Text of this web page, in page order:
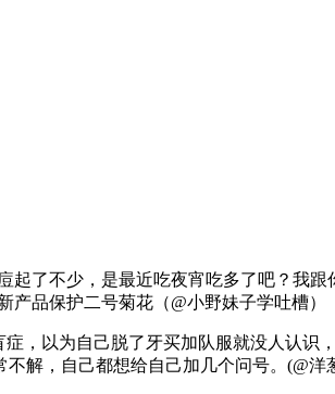
了不少，是最近吃夜宵吃多了吧？我
品保护二号菊花（@小野妹子学吐槽）
，以为自己脱了牙买加队服就没人认识
不解，自己都想给自己加几个问号。(@洋